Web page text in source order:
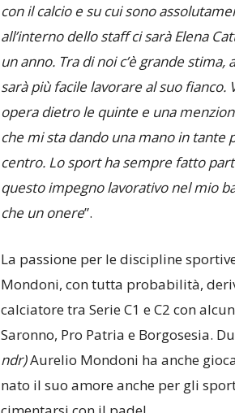
con il calcio e su cui sono
all’interno dello staff ci sarà Elena
un anno. Tra di noi c’è grande
sarà più facile lavorare al suo
opera dietro le quinte e una
che mi sta dando una mano in
centro. Lo sport ha sempre fatto
questo impegno lavorativo nel mio
che un onere”.
La passione per le discipline
Mondoni, con tutta probabilità,
calciatore tra Serie C1 e C2 con
Saronno, Pro Patria e Borgosesia.
ndr)Aurelio Mondoni ha anche
nato il suo amore anche per gli